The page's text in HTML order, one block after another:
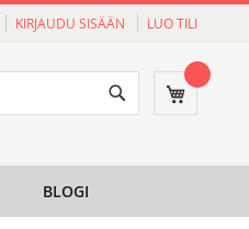
KIRJAUDU SISÄÄN LUO TILI
Ostoskori
BLOGI